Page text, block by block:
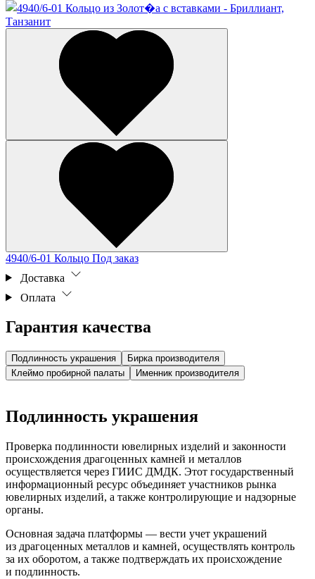
4940/6-01 Кольцо Под заказ
Доставка
Оплата
Гарантия качества
Подлинность украшения
Бирка производителя
Клеймо пробирной палаты
Именник производителя
Подлинность украшения
Проверка подлинности ювелирных изделий и законности
происхождения драгоценных камней и металлов
осуществляется через ГИИС ДМДК. Этот государственный
информационный ресурс объединяет участников рынка
ювелирных изделий, а также контролирующие и надзорные
органы.
Основная задача платформы — вести учет украшений
из драгоценных металлов и камней, осуществлять контроль
за их оборотом, а также подтверждать их происхождение
и подлинность.